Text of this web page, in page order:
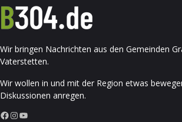
Wir bringen Nachrichten aus den Gemeinden
Vaterstetten.
Wir wollen in und mit der Region etwas
Diskussionen anregen.
Facebook InstagramYouTube